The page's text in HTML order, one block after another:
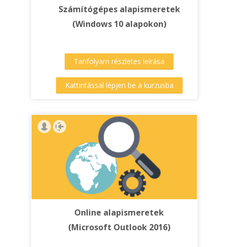
Számítógépes alapismeretek
(Windows 10 alapokon)
Tanfolyam részletes leírása
Kattintással lépjen be a kurzusba
Online alapismeretek
(Microsoft Outlook 2016)